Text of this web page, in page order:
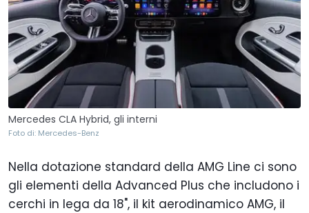
Mercedes CLA Hybrid, gli interni
Foto di: Mercedes-Benz
Nella dotazione standard della AMG Line ci sono
gli elementi della Advanced Plus che includono i
cerchi in lega da 18", il kit aerodinamico AMG, il